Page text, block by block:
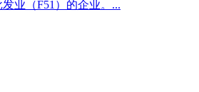
业（F51）的企业。...